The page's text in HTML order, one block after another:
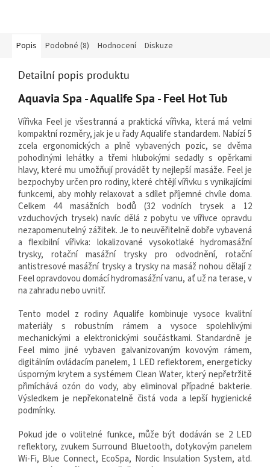
Popis Podobné (8) Hodnocení Diskuze
Detailní popis produktu
Aquavia Spa - Aqualife Spa - Feel Hot Tub
Vířivka Feel je všestranná a praktická vířivka, která má velmi
kompaktní rozměry, jak je u řady Aqualife standardem. Nabízí 5
zcela ergonomických a plně vybavených pozic, se dvěma
pohodlnými lehátky a třemi hlubokými sedadly s opěrkami
hlavy, které mu umožňují provádět ty nejlepší masáže. Feel je
bezpochyby určen pro rodiny, které chtějí vířivku s vynikajícími
funkcemi, aby mohly relaxovat a sdílet příjemné chvíle doma.
Celkem 44 masážních bodů (32 vodních trysek a 12
vzduchových trysek) navíc dělá z pobytu ve vířivce opravdu
nezapomenutelný zážitek. Je to neuvěřitelně dobře vybavená
a flexibilní vířivka: lokalizované vysokotlaké hydromasážní
trysky, rotační masážní trysky pro odvodnění, rotační
antistresové masážní trysky a trysky na masáž nohou dělají z
Feel opravdovou domácí hydromasážní vanu, ať už na terase, v
na zahradu nebo uvnitř.
Tento model z rodiny Aqualife kombinuje vysoce kvalitní
materiály s robustním rámem a vysoce spolehlivými
mechanickými a elektronickými součástkami. Standardně je
Feel mimo jiné vybaven galvanizovaným kovovým rámem,
digitálním ovládacím panelem, 1 LED reflektorem, energeticky
úsporným krytem a systémem Clean Water, který nepřetržitě
přimíchává ozón do vody, aby eliminoval případné bakterie.
Výsledkem je nepřekonatelně čistá voda a lepší hygienické
podmínky.
Pokud jde o volitelné funkce, může být dodáván se 2 LED
reflektory, zvukem Surround Bluetooth, dotykovým panelem
Wi-Fi, Blue Connect, EcoSpa, Nordic Insulation System, atd.